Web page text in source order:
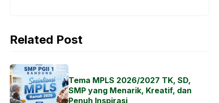
Related Post
Tema MPLS 2026/2027 TK, SD,
SMP yang Menarik, Kreatif, dan
Penuh Inspirasi